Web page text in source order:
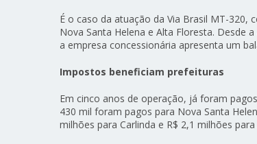
É o caso da atuação da Via Brasil MT-320,
Nova Santa Helena e Alta Floresta. Desde
a empresa concessionária apresenta um
Impostos beneficiam prefeituras
Em cinco anos de operação, já foram
430 mil foram pagos para Nova Santa
milhões para Carlinda e R$ 2,1 milhões